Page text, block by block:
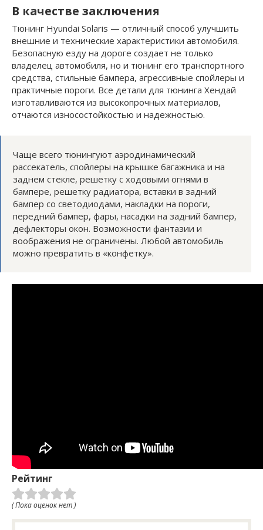
В качестве заключения
Тюнинг Hyundai Solaris — отличный способ улучшить
внешние и технические характеристики автомобиля.
Безопасную езду на дороге создает не только
владелец автомобиля, но и тюнинг его транспортного
средства, стильные бампера, агрессивные спойлеры и
практичные пороги. Все детали для тюнинга Хендай
изготавливаются из высокопрочных материалов,
отчаются износостойкостью и надежностью.
Чаще всего тюнингуют аэродинамический
рассекатель, спойлеры на крышке багажника и на
заднем стекле, решетку с ходовыми огнями в
бампере, решетку радиатора, вставки в задний
бампер со светодиодами, накладки на пороги,
передний бампер, фары, насадки на задний бампер,
дефлекторы окон. Возможности фантазии и
воображения не ограничены. Любой автомобиль
можно превратить в «конфетку».
Рейтинг
( Пока оценок нет )